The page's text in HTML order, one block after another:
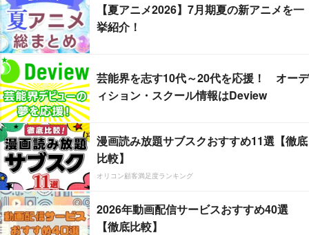
【夏アニメ2026】7月期夏の新アニメを一
挙紹介！
芸能界を志す10代～20代を応援！ オーデ
ィション・スクール情報はDeview
漫画読み放題サブスクおすすめ11選【徹底
比較】
オリコン顧客満足度ランキング
2026年動画配信サービスおすすめ40選
【徹底比較】